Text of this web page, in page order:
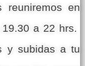
reuniremos en
a 22 hrs.
y subidas a tu